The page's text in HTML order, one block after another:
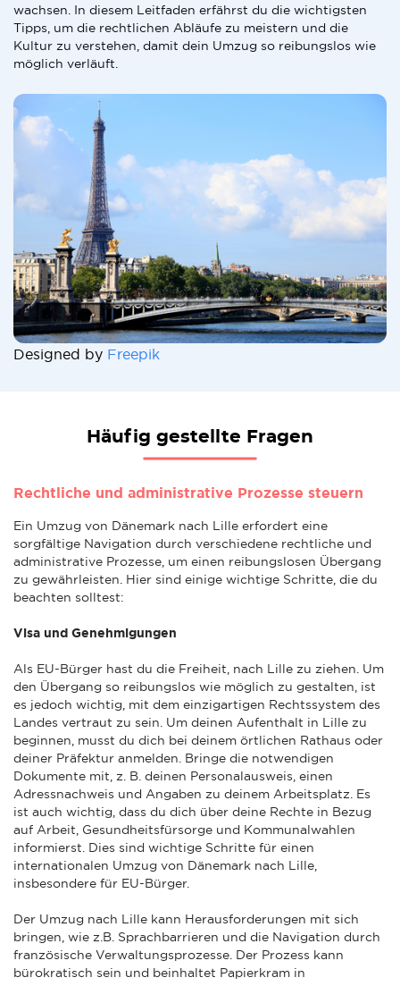
wachsen. In diesem Leitfaden erfährst du die wichtigsten
Tipps, um die rechtlichen Abläufe zu meistern und die
Kultur zu verstehen, damit dein Umzug so reibungslos wie
möglich verläuft.
Designed by Freepik
Häufig gestellte Fragen
Rechtliche und administrative Prozesse steuern
Ein Umzug von Dänemark nach Lille erfordert eine
sorgfältige Navigation durch verschiedene rechtliche und
administrative Prozesse, um einen reibungslosen Übergang
zu gewährleisten. Hier sind einige wichtige Schritte, die du
beachten solltest:
Visa und Genehmigungen
Als EU-Bürger hast du die Freiheit, nach Lille zu ziehen. Um
den Übergang so reibungslos wie möglich zu gestalten, ist
es jedoch wichtig, mit dem einzigartigen Rechtssystem des
Landes vertraut zu sein. Um deinen Aufenthalt in Lille zu
beginnen, musst du dich bei deinem örtlichen Rathaus oder
deiner Präfektur anmelden. Bringe die notwendigen
Dokumente mit, z. B. deinen Personalausweis, einen
Adressnachweis und Angaben zu deinem Arbeitsplatz. Es
ist auch wichtig, dass du dich über deine Rechte in Bezug
auf Arbeit, Gesundheitsfürsorge und Kommunalwahlen
informierst. Dies sind wichtige Schritte für einen
internationalen Umzug von Dänemark nach Lille,
insbesondere für EU-Bürger.
Der Umzug nach Lille kann Herausforderungen mit sich
bringen, wie z.B. Sprachbarrieren und die Navigation durch
französische Verwaltungsprozesse. Der Prozess kann
bürokratisch sein und beinhaltet Papierkram in